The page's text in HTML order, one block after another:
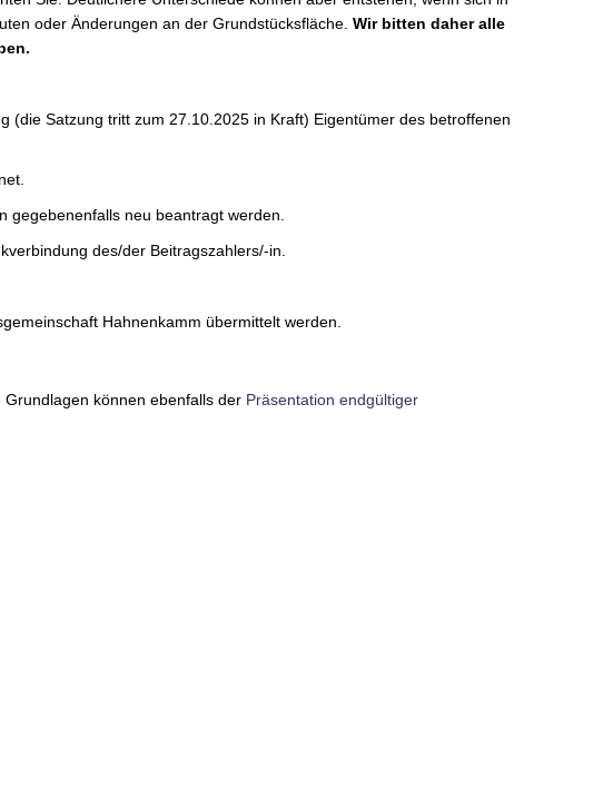
oder Änderungen an der Grundstücksfläche. Wir bitten daher alle
(die Satzung tritt zum 27.10.2025 in Kraft) Eigentümer des betroffenen
gegebenenfalls neu beantragt werden.
des/der Beitragszahlers/-in.
Hahnenkamm übermittelt werden.
können ebenfalls der Präsentation endgültiger